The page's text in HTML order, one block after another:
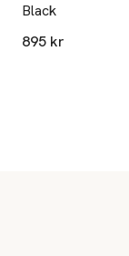
Black
895 kr